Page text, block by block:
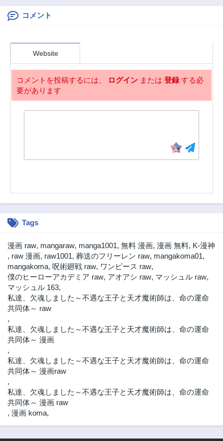
放令嬢の辺境カフ
ェは今日も大人気
~
コメント
Website
コメントを投稿するには、 ログイン または 登録する必
要があります
Tags
漫画 raw, mangaraw, manga1001, 無料 漫画, 漫画 無料, K-漫神
, raw 漫画, raw1001, 葬送のフリーレン raw, mangakoma01,
mangakoma, 呪術廻戦 raw, ワンピース raw,
僕のヒーローアカデミア raw, アオアシ raw, マッシュル raw,
マッシュル 163,
私達、欠魂しました～不遇な王子と天才魔術師は、命の運命
共同体～ raw
,
私達、欠魂しました～不遇な王子と天才魔術師は、命の運命
共同体～ 漫画
,
私達、欠魂しました～不遇な王子と天才魔術師は、命の運命
共同体～ 漫画raw
,
私達、欠魂しました～不遇な王子と天才魔術師は、命の運命
共同体～ 漫画 raw
, 漫画 koma,